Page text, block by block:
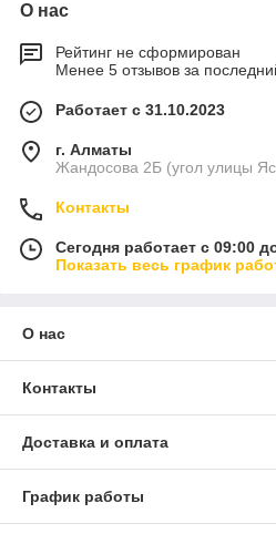
О нас
Рейтинг не сформирован
Менее 5 отзывов за
Работает с 31.10.2023
г. Алматы
Жандосова 2Б (угол улицы
Контакты
Сегодня работает с 09:00
Показать весь график
О нас
Контакты
Доставка и оплата
График работы